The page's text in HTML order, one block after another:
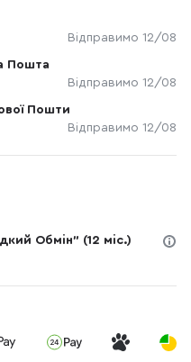
Відправимо 12/08
Пошта
Відправимо 12/08
Пошти
Відправимо 12/08
Обмін" (12 міс.)